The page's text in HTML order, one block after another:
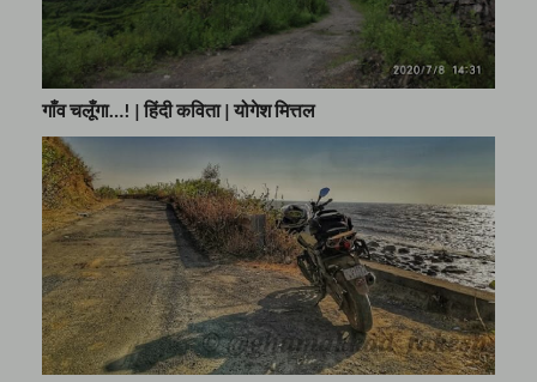
गाँव चलूँगा…! | हिंदी कविता | योगेश मित्तल